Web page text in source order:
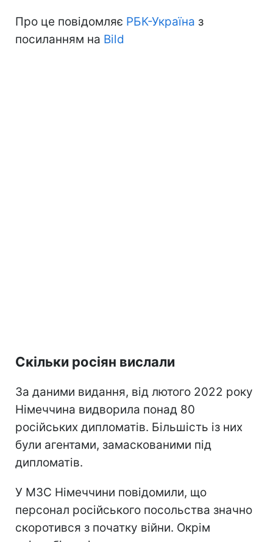
Про це повідомляє РБК-Україна з
посиланням на Bild
Скільки росіян вислали
За даними видання, від лютого 2022 року
Німеччина видворила понад 80
російських дипломатів. Більшість із них
були агентами, замаскованими під
дипломатів.
У МЗС Німеччини повідомили, що
персонал російського посольства значно
скоротився з початку війни. Окрім